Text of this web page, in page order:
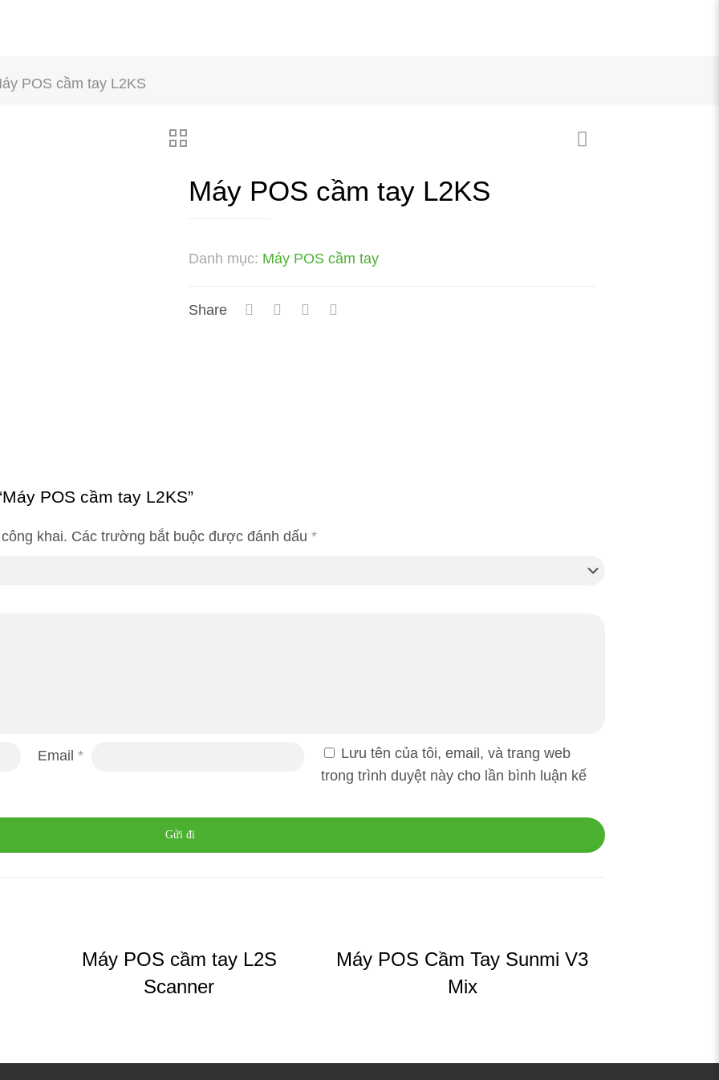
POS cầm tay L2KS
Máy POS cầm tay L2KS
Danh mục: Máy POS cầm tay
Share
POS cầm tay L2KS”
khai. Các trường bắt buộc được đánh dấu *
Email *
Lưu tên của tôi, email, và trang web
trong trình duyệt này cho lần bình luận kế
Máy POS cầm tay L2S
Scanner
Máy POS Cầm Tay Sunmi V3
Mix